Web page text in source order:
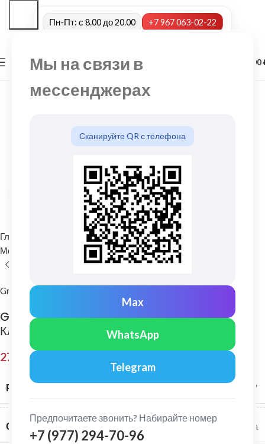
Мы на связи в
мессенджерах
Сканируйте QR с телефона
Max
WhatsApp
Telegram
Предпочитаете звонить? Набирайте номер
+7 (977) 294-70-96
Пн-Пт: с 8.00 до 20.00 +7 967 063-02-22
МЕНЮ 0,00
Нажмите, чтобы увеличить
Главная
Водосточные системы
Металлические водосточные системы Угол желоба
Grand Line
Grand Line: Угол желоба универсальный
Классика 90° Белый
271,00
РАЗМЕР СИСТЕМЫ 120/87
СЕРИЯ Классика